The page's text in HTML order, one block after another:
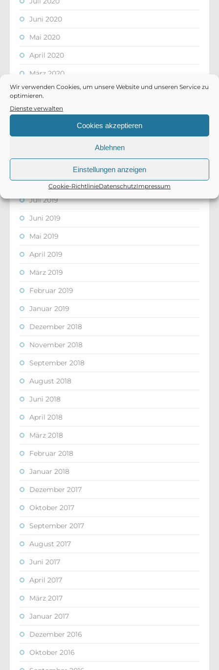
Wir verwenden Cookies, um unsere Website und unseren Service zu
optimieren.
Dienste verwalten
Cookies akzeptieren
Ablehnen
Einstellungen anzeigen
Cookie-RichtlinieDatenschutzImpressum
Juni 2020
Mai 2020
April 2020
März 2020
Februar 2020
Januar 2020
Dezember 2019
August 2019
Juli 2019
Juni 2019
Mai 2019
April 2019
März 2019
Februar 2019
Januar 2019
Dezember 2018
November 2018
September 2018
August 2018
Juni 2018
April 2018
März 2018
Februar 2018
Januar 2018
Dezember 2017
Oktober 2017
September 2017
August 2017
Juni 2017
April 2017
März 2017
Januar 2017
Dezember 2016
Oktober 2016